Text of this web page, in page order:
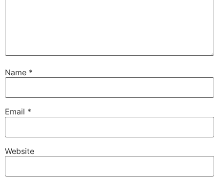
Name *
Email *
Website